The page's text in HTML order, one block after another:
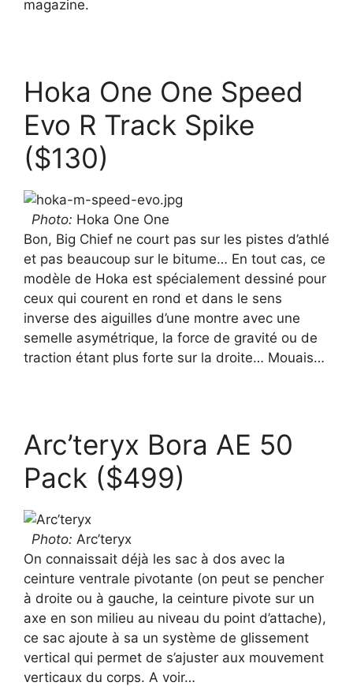
magazine.
Hoka One One Speed
Evo R Track Spike
($130)
Photo: Hoka One One
Bon, Big Chief ne court pas sur les pistes d’athlé
et pas beaucoup sur le bitume… En tout cas, ce
modèle de Hoka est spécialement dessiné pour
ceux qui courent en rond et dans le sens
inverse des aiguilles d’une montre avec une
semelle asymétrique, la force de gravité ou de
traction étant plus forte sur la droite… Mouais…
Arc’teryx Bora AE 50
Pack ($499)
Photo: Arc’teryx
On connaissait déjà les sac à dos avec la
ceinture ventrale pivotante (on peut se pencher
à droite ou à gauche, la ceinture pivote sur un
axe en son milieu au niveau du point d’attache),
ce sac ajoute à sa un système de glissement
vertical qui permet de s’ajuster aux mouvement
verticaux du corps. A voir…